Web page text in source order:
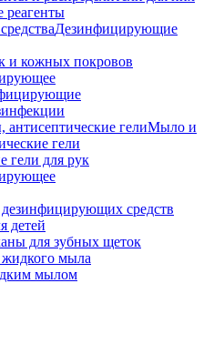
реагенты
Дезинфицирующие
и кожных покровов
Мыло и
гели
гели для рук
средств
детей
для зубных щеток
мыла
мылом